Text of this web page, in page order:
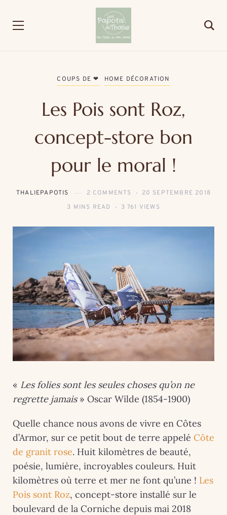
COUPS DE ❤ HOME DÉCORATION
Les Pois sont Roz,
concept-store bon
pour le moral !
THALIEPAPOTIS 2 COMMENTS
20 SEPTEMBRE 2018
3 MINS READ
3 761 VIEWS
« Les folies sont les seules choses qu’on ne
regrette jamais» Oscar Wilde (1854-1900)
Quelle chance nous avons de vivre en Côtes
d’Armor, sur ce petit bout de terre appelé Côte
de granit rose. Huit kilomètres de beauté,
poésie, lumière, incroyables couleurs. Huit
kilomètres où terre et mer ne font qu’une ! Les
Pois sont Roz, concept-store installé sur le
boulevard de la Corniche depuis mai 2018